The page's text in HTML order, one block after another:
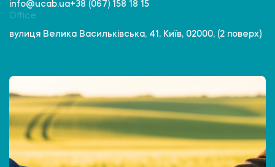
info@ucab.ua+38 (067) 158 18 15
Office
вулиця Велика Васильківська, 41, Київ, 02000, (2 поверх)